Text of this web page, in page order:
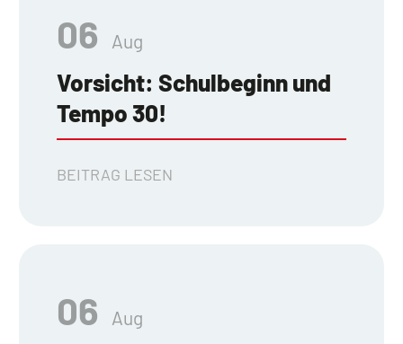
Aug
06
Vorsicht: Schulbeginn und
Tempo 30!
BEITRAG LESEN
Aug
06